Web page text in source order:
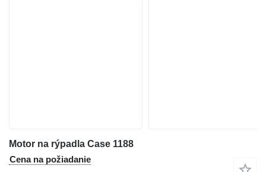
Motor na rýpadla Case 1188
Cena na požiadanie